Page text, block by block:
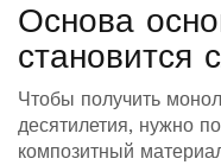
Основа
становится
Чтобы получить
десятилетия, нужно
композитный